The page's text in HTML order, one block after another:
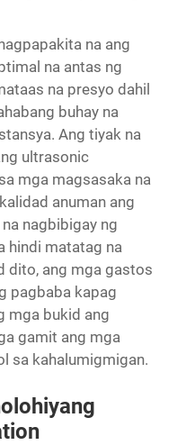
na ang
na antas ng
na presyo dahil
buhay na
Ang tiyak na
ultrasonic
mga magsasaka na
anuman ang
nagbibigay ng
hindi matatag na
dito, ang mga gastos
pagbaba kapag
mga bukid ang
gamit ang mga
sa kahalumigmigan.